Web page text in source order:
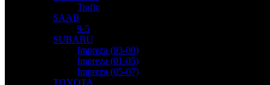
Trafic
SAAB
9-5
SUBARU
Impreza (93-00)
Impreza (01-05)
Impreza (05-07)
TOYOTA